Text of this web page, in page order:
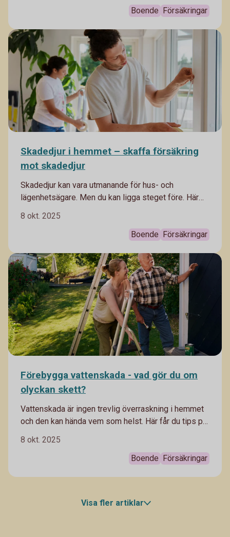
Boende Försäkringar
Skadedjur i hemmet – skaffa försäkring
mot skadedjur
Skadedjur kan vara utmanande för hus- och
lägenhetsägare. Men du kan ligga steget före. Här
minimera skada.
8 okt. 2025
Boende Försäkringar
Förebygga vattenskada - vad gör du om
olyckan skett?
Vattenskada är ingen trevlig överraskning i hemmet
och den kan hända vem som helst. Här får du tips på
agera om olyckan redan inträffat.
8 okt. 2025
Boende Försäkringar
Visa fler artiklar